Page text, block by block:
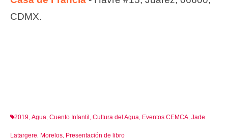
CDMX.
2019, Agua, Cuento Infantil , Cultura del Agua, Eventos CEMCA, Jade
Latargere, Morelos, Presentación de libro